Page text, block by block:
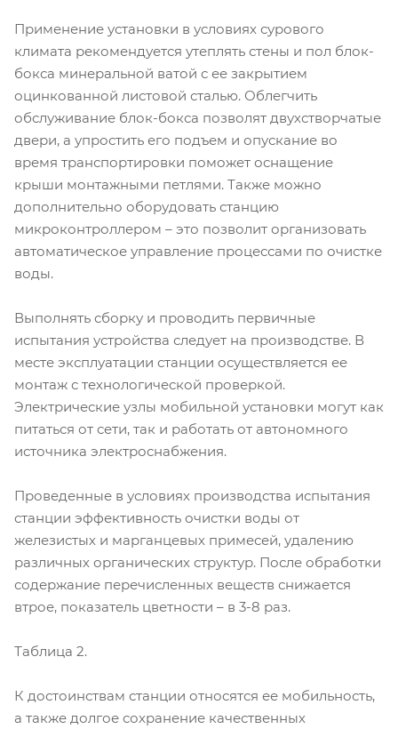
Применение установки в условиях сурового
климата рекомендуется утеплять стены и пол блок-
бокса минеральной ватой с ее закрытием
оцинкованной листовой сталью. Облегчить
обслуживание блок-бокса позволят двухстворчатые
двери, а упростить его подъем и опускание во
время транспортировки поможет оснащение
крыши монтажными петлями. Также можно
дополнительно оборудовать станцию
микроконтроллером – это позволит организовать
автоматическое управление процессами по очистке
воды.
Выполнять сборку и проводить первичные
испытания устройства следует на производстве. В
месте эксплуатации станции осуществляется ее
монтаж с технологической проверкой.
Электрические узлы мобильной установки могут как
питаться от сети, так и работать от автономного
источника электроснабжения.
Проведенные в условиях производства испытания
станции эффективность очистки воды от
железистых и марганцевых примесей, удалению
различных органических структур. После обработки
содержание перечисленных веществ снижается
втрое, показатель цветности – в 3-8 раз.
Таблица 2.
К достоинствам станции относятся ее мобильность,
а также долгое сохранение качественных